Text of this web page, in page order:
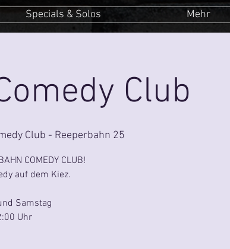
Specials & Solos Mehr
Club
Club - Reeperbahn 25
COMEDY CLUB!
auf dem Kiez.
Samstag
Uhr